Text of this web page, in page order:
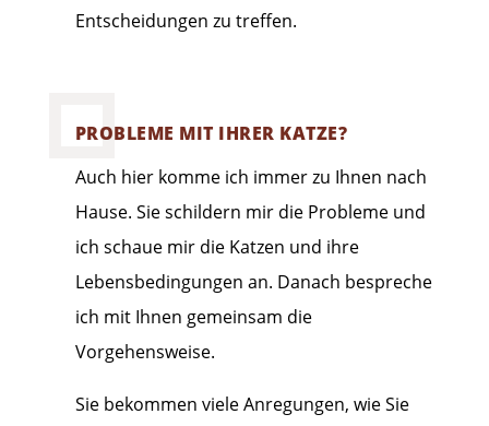
Entscheidungen zu treffen.
PROBLEME MIT IHRER KATZE?
Auch hier komme ich immer zu Ihnen nach
Hause. Sie schildern mir die Probleme und
ich schaue mir die Katzen und ihre
Lebensbedingungen an. Danach bespreche
ich mit Ihnen gemeinsam die
Vorgehensweise.
Sie bekommen viele Anregungen, wie Sie